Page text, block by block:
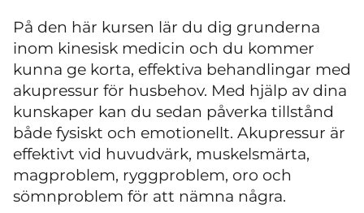
På den här kursen lär du dig grunderna
inom kinesisk medicin och du kommer
kunna ge korta, effektiva behandlingar med
akupressur för husbehov. Med hjälp av dina
kunskaper kan du sedan påverka tillstånd
både fysiskt och emotionellt. Akupressur är
effektivt vid huvudvärk, muskelsmärta,
magproblem, ryggproblem, oro och
sömnproblem för att nämna några.